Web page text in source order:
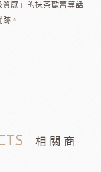
感」的抹茶歐蕾等話
。
相關商